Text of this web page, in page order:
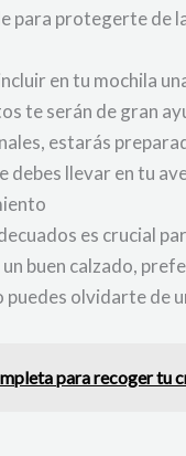
para protegerte de
en tu mochila
te serán de gran
estarás
debes llevar en tu
es crucial
buen calzado,
puedes olvidarte de
para recoger tu